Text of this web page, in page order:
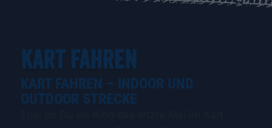
KART FAHREN
KART FAHREN – INDOOR UND
OUTDOOR STRECKE